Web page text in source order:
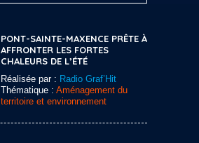
PONT-SAINTE-MAXENCE PRÊTE À
AFFRONTER LES FORTES
CHALEURS DE L’ÉTÉ
Réalisée par : Radio Graf’Hit
Thématique : Aménagement du
territoire et environnement